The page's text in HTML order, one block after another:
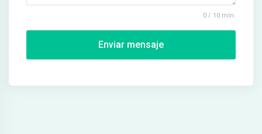
0 / 10 mín.
Enviar mensaje